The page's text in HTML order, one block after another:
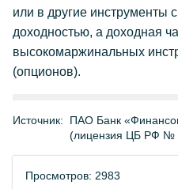
или в другие инструменты
доходностью, а доходная
высокомаржинальных
(опционов).
Источник:
ПАО Банк
(лицензия ЦБ РФ №
Просмотров: 2983